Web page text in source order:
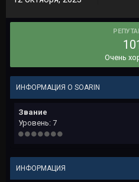
Очень
ИНФОРМАЦИЯ О SOARIN
Звание
Уровень: 7
ИНФОРМАЦИЯ